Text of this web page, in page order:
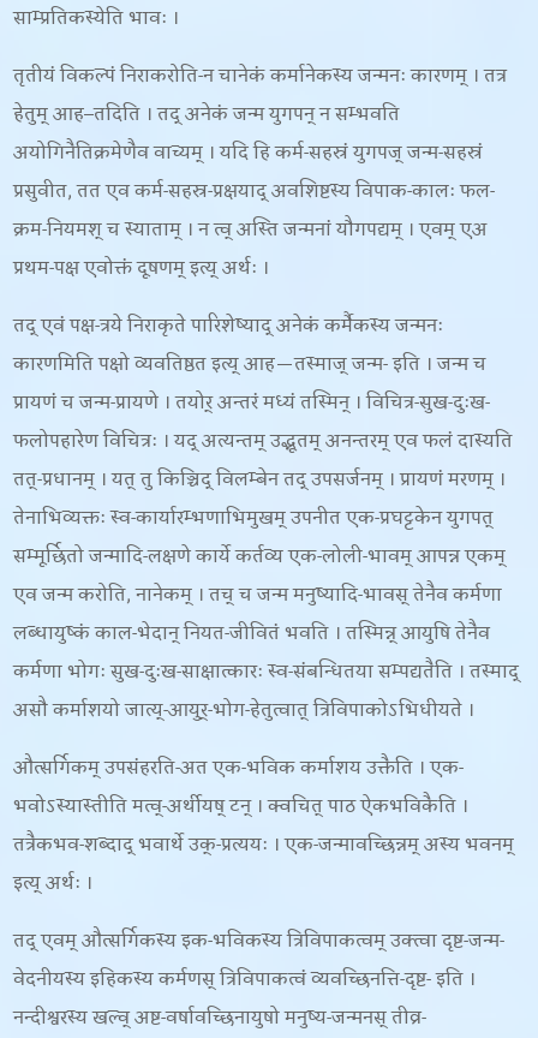
साम्प्रतिकस्येति भावः ।
तृतीयं विकल्पं निराकरोति-न चानेकं कर्मानेकस्य जन्मनः कारणम् । तत्र
हेतुम् आह–तदिति । तद् अनेकं जन्म युगपन् न सम्भवति
अयोगिनैतिक्रमेणैव वाच्यम् । यदि हि कर्म-सहस्रं युगपज् जन्म-सहस्रं
प्रसुवीत, तत एव कर्म-सहस्र-प्रक्षयाद् अवशिष्टस्य विपाक-कालः फल-
क्रम-नियमश् च स्याताम् । न त्व् अस्ति जन्मनां यौगपद्यम् । एवम् एअ
प्रथम-पक्ष एवोक्तं दूषणम् इत्य् अर्थः ।
तद् एवं पक्ष-त्रये निराकृते पारिशेष्याद् अनेकं कर्मैकस्य जन्मनः
कारणमिति पक्षो व्यवतिष्ठत इत्य् आह—तस्माज् जन्म- इति । जन्म च
प्रायणं च जन्म-प्रायणे । तयोर् अन्तरं मध्यं तस्मिन् । विचित्र-सुख-दुःख-
फलोपहारेण विचित्रः । यद् अत्यन्तम् उद्भूतम् अनन्तरम् एव फलं दास्यति
तत्-प्रधानम् । यत् तु किञ्चिद् विलम्बेन तद् उपसर्जनम् । प्रायणं मरणम् ।
तेनाभिव्यक्तः स्व-कार्यारम्भणाभिमुखम् उपनीत एक-प्रघट्टकेन युगपत्
सम्मूर्छितो जन्मादि-लक्षणे कार्ये कर्तव्य एक-लोली-भावम् आपन्न एकम्
एव जन्म करोति, नानेकम् । तच् च जन्म मनुष्यादि-भावस् तेनैव कर्मणा
लब्धायुष्कं काल-भेदान् नियत-जीवितं भवति । तस्मिन्न् आयुषि तेनैव
कर्मणा भोगः सुख-दुःख-साक्षात्कारः स्व-संबन्धितया सम्पद्यतैति । तस्माद्
असौ कर्माशयो जात्य्-आयुर्-भोग-हेतुत्वात् त्रिविपाकोऽभिधीयते ।
औत्सर्गिकम् उपसंहरति-अत एक-भविक कर्माशय उक्तैति । एक-
भवोऽस्यास्तीति मत्व्-अर्थीयष् टन् । क्वचित् पाठ ऐकभविकैति ।
तत्रैकभव-शब्दाद् भवार्थे उक्-प्रत्ययः । एक-जन्मावच्छिन्नम् अस्य भवनम्
इत्य् अर्थः ।
तद् एवम् औत्सर्गिकस्य इक-भविकस्य त्रिविपाकत्वम् उक्त्वा दृष्ट-जन्म-
वेदनीयस्य इहिकस्य कर्मणस् त्रिविपाकत्वं व्यवच्छिनत्ति-दृष्ट- इति ।
नन्दीश्वरस्य खल्व् अष्ट-वर्षावच्छिनायुषो मनुष्य-जन्मनस् तीव्र-